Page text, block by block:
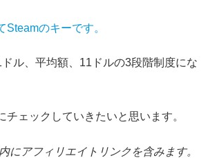
Steamのキーです。
ル、平均額、11ドルの3段階制度にな
チェックしていきたいと思います。
にアフィリエイトリンクを含みます。